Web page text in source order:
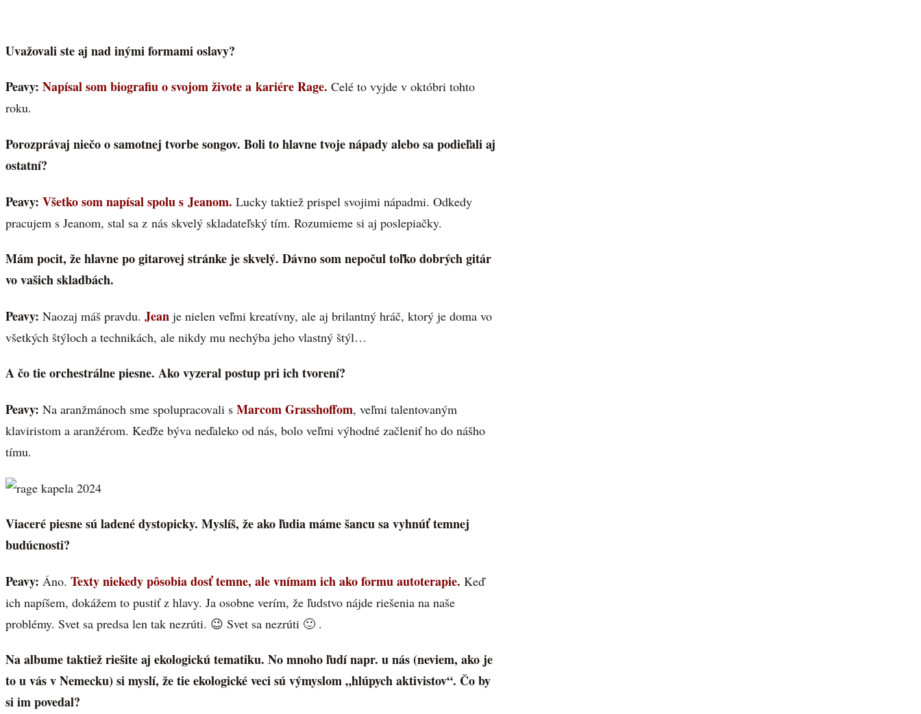
Uvažovali ste aj nad inými formami oslavy?
Peavy: Napísal som biografiu o svojom živote a kariére Rage. Celé to vyjde v októbri tohto
roku.
Porozprávaj niečo o samotnej tvorbe songov. Boli to hlavne tvoje nápady alebo sa podieľali aj
ostatní?
Peavy: Všetko som napísal spolu s Jeanom. Lucky taktiež prispel svojimi nápadmi. Odkedy
pracujem s Jeanom, stal sa z nás skvelý skladateľský tím. Rozumieme si aj poslepiačky.
Mám pocit, že hlavne po gitarovej stránke je skvelý. Dávno som nepočul toľko dobrých gitár
vo vašich skladbách.
Peavy: Naozaj máš pravdu. Jean je nielen veľmi kreatívny, ale aj brilantný hráč, ktorý je doma vo
všetkých štýloch a technikách, ale nikdy mu nechýba jeho vlastný štýl…
A čo tie orchestrálne piesne. Ako vyzeral postup pri ich tvorení?
Peavy: Na aranžmánoch sme spolupracovali s Marcom Grasshoffom, veľmi talentovaným
klaviristom a aranžérom. Keďže býva neďaleko od nás, bolo veľmi výhodné začleniť ho do nášho
tímu.
Viaceré piesne sú ladené dystopicky. Myslíš, že ako ľudia máme šancu sa vyhnúť temnej
budúcnosti?
Peavy: Áno. Texty niekedy pôsobia dosť temne, ale vnímam ich ako formu autoterapie. Keď
ich napíšem, dokážem to pustiť z hlavy. Ja osobne verím, že ľudstvo nájde riešenia na naše
problémy. Svet sa predsa len tak nezrúti. 😉 Svet sa nezrúti 🙂 .
Na albume taktiež riešite aj ekologickú tematiku. No mnoho ľudí napr. u nás (neviem, ako je
to u vás v Nemecku) si myslí, že tie ekologické veci sú výmyslom „hlúpych aktivistov“. Čo by
si im povedal?